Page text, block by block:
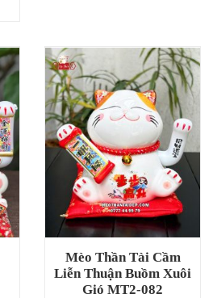
Mèo Thần Tài Cầm
Liễn Thuận Buồm Xuôi
Gió MT2-082